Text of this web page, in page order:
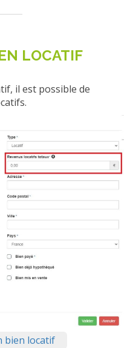
LOCATIF
il est possible de
bien locatif